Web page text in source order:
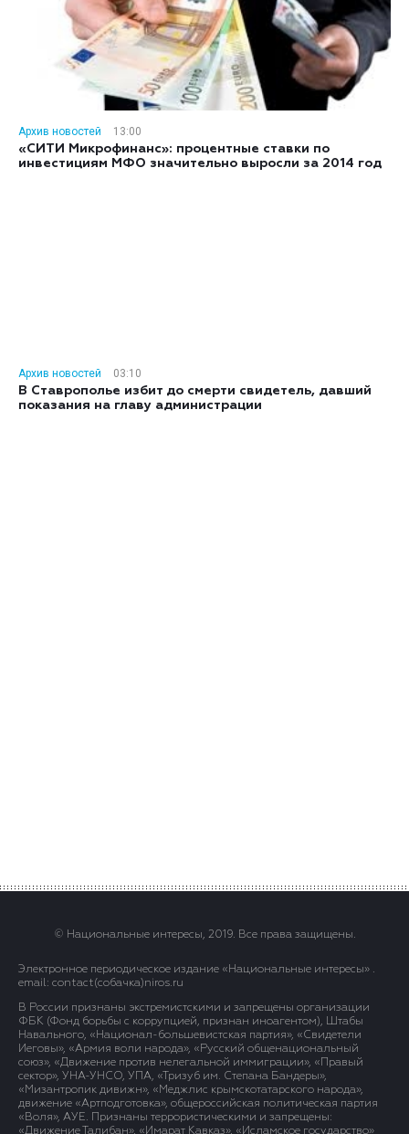
Архив новостей
13:00
«СИТИ Микрофинанс»: процентные ставки по
инвестициям МФО значительно выросли за 2014 год
Архив новостей
03:10
В Ставрополье избит до смерти свидетель, давший
показания на главу администрации
© Национальные интересы, 2019. Все права защищены.
Электронное периодическое издание «Национальные интересы» .
email: contact(сoбaчка)niros.ru
В России признаны экстремистскими и запрещены организации
ФБК (Фонд борьбы с коррупцией, признан иноагентом), Штабы
Навального, «Национал-большевистская партия», «Свидетели
Иеговы», «Армия воли народа», «Русский общенациональный
союз», «Движение против нелегальной иммиграции», «Правый
сектор», УНА-УНСО, УПА, «Тризуб им. Степана Бандеры»,
«Мизантропик дивижн», «Меджлис крымскотатарского народа»,
движение «Артподготовка», общероссийская политическая партия
«Воля», АУЕ. Признаны террористическими и запрещены:
«Движение Талибан», «Имарат Кавказ», «Исламское государство»